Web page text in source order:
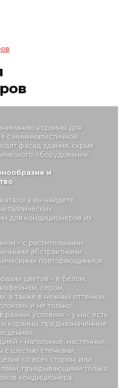
корзины для
с минималистичной
фасад здания, скрыв
оборудования.
и
вы найдете
для кондиционеров из
– с растительными
абстрактными
повторяющимися
цветов – в белом,
сером,
а также в нежных оттенках
и не только;
разных условиях – у нас есть
корзины, предназначенные
– напольные, настенные,
с шестью стенками,
со всех сторон, или
прикрывающими только
кондиционера.